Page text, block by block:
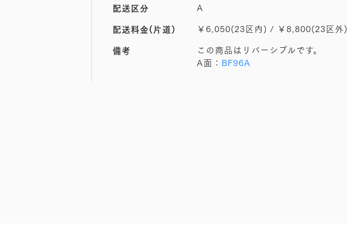
配送区分 A
配送料金(片道) ￥6,050(23区内) / ￥8,800(23区外)
備考
この商品はリバーシブルです。
A面： BF96A